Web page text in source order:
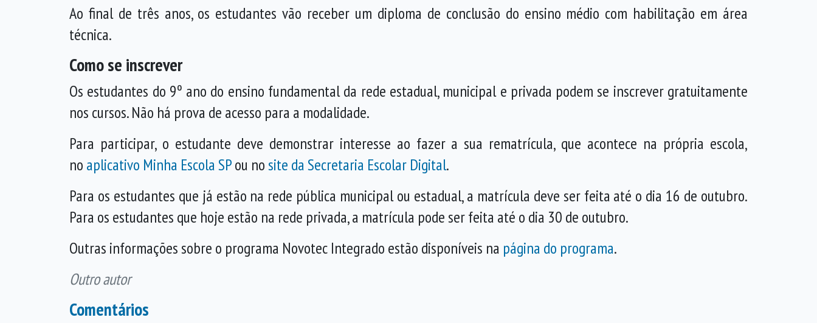
Ao final de três anos, os estudantes vão receber um diploma de conclusão do ensino médio com habilitação em área
técnica.
Como se inscrever
Os estudantes do 9º ano do ensino fundamental da rede estadual, municipal e privada podem se inscrever gratuitamente
nos cursos. Não há prova de acesso para a modalidade.
Para participar, o estudante deve demonstrar interesse ao fazer a sua rematrícula, que acontece na própria escola,
no aplicativo Minha Escola SPou nosite da Secretaria Escolar Digital.
Para os estudantes que já estão na rede pública municipal ou estadual, a matrícula deve ser feita até o dia 16 de outubro.
Para os estudantes que hoje estão na rede privada, a matrícula pode ser feita até o dia 30 de outubro.
Outras informações sobre o programa Novotec Integrado estão disponíveis na página do programa.
Outro autor
Comentários